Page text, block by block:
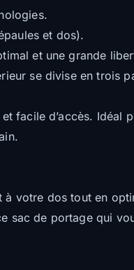
et dos).
et une grande
se divise en trois
facile d’accès. Idéal
votre dos tout en
sac de portage qui